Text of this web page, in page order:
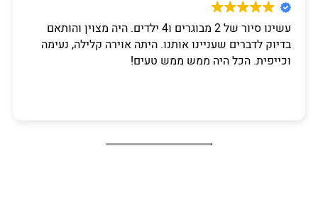
עשינו סיור של 2 מבוגרים ו4 ילדים. היה מצוין והותאם
בדיוק לדברים שעניינו אותנו. היתה אוירה קלילה, נעימה
וכייפית. הכל היה ממש ממש טעים!